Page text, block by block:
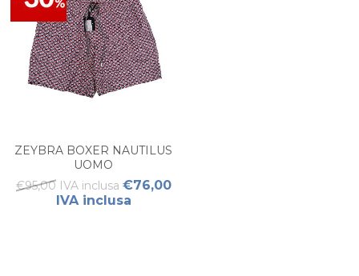
ZEYBRA BOXER NAUTILUS
UOMO
€95,00 IVA inclusa €76,00
IVA inclusa